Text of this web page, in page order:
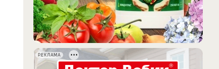
РЕКЛАМА